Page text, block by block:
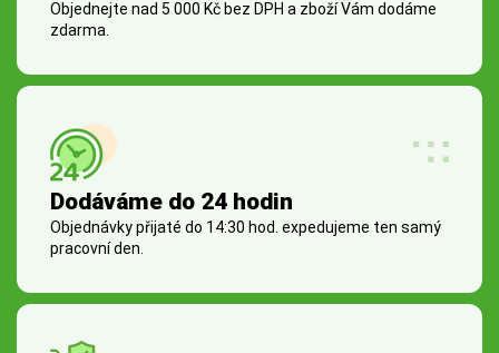
Objednejte nad 5 000 Kč bez DPH a zboží Vám dodáme
zdarma.
Dodáváme do 24 hodin
Objednávky přijaté do 14:30 hod. expedujeme ten samý
pracovní den.